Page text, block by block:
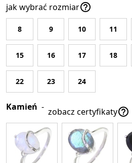
jak wybrać rozmiar
8 9 10 11
15 16 17 18
22 23 24
Kamień - zobacz certyfikaty